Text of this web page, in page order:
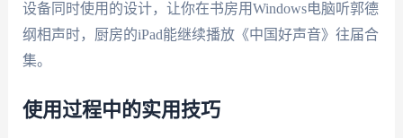
设备同时使用的设计，让你在书房用Windows电脑听郭德
纲相声时，厨房的iPad能继续播放《中国好声音》往届合
集。
使用过程中的实用技巧